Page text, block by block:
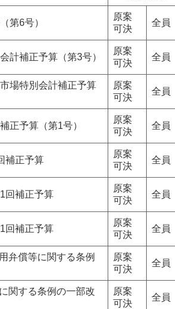
第6号）
原案
可決
全員
計補正予算（第3号）
原案
可決
全員
場特別会計補正予算
原案
可決
全員
正予算（第1号）
原案
可決
全員
補正予算
原案
可決
全員
回補正予算
原案
可決
全員
回補正予算
原案
可決
全員
弁償等に関する条例
原案
可決
全員
関する条例の一部改
原案
可決
全員